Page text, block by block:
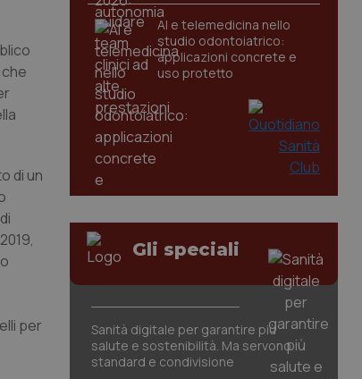
di un
per
AI e telemedicina nello
studio odontoiatrico:
applicazioni concrete e
uso protetto
Gli speciali
Sanità digitale per garantire più
salute e sostenibilità. Ma servono
standard e condivisione